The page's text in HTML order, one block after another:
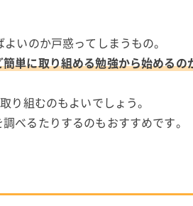
いのか戸惑ってしまうもの。
単に取り組める勉強から始めるの
り組むのもよいでしょう。
べるたりするのもおすすめです。